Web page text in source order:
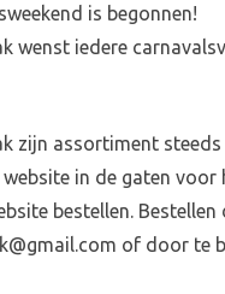
is begonnen!
wenst iedere
zijn assortiment
in de gaten
bestellen.
of door te